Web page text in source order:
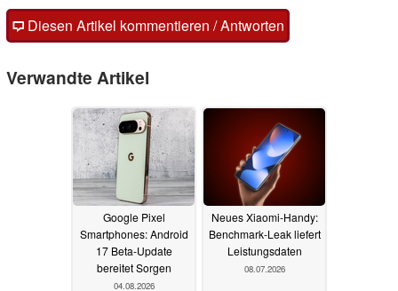
Diesen Artikel kommentieren / Antworten
Verwandte Artikel
Google Pixel
Smartphones: Android
17 Beta-Update
bereitet Sorgen
04.08.2026
Neues Xiaomi-Handy:
Benchmark-Leak liefert
Leistungsdaten
08.07.2026